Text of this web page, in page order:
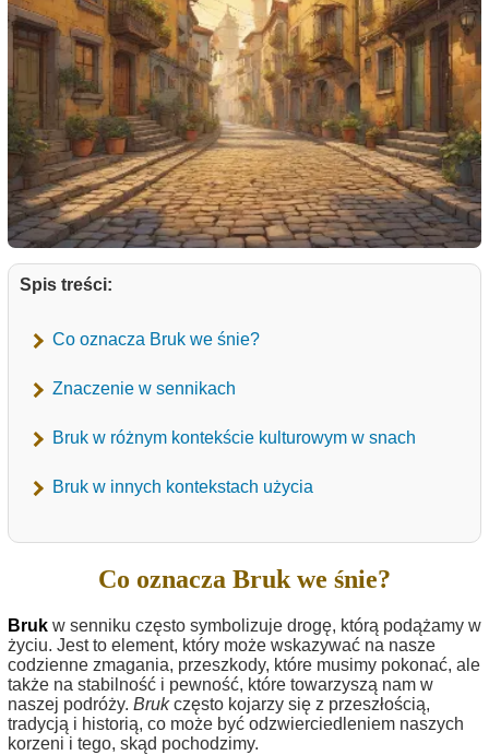
Spis treści:
Co oznacza Bruk we śnie?
Znaczenie w sennikach
Bruk w różnym kontekście kulturowym w snach
Bruk w innych kontekstach użycia
Co oznacza Bruk we śnie?
Bruk w senniku często symbolizuje drogę, którą podążamy w
życiu. Jest to element, który może wskazywać na nasze
codzienne zmagania, przeszkody, które musimy pokonać, ale
także na stabilność i pewność, które towarzyszą nam w
naszej podróży. Brukczęsto kojarzy się z przeszłością,
tradycją i historią, co może być odzwierciedleniem naszych
korzeni i tego, skąd pochodzimy.